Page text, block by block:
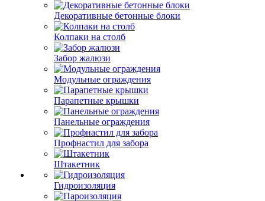
Декоративные бетонные блоки
Колпаки на столб
Забор жалюзи
Модульные ограждения
Парапетные крышки
Панельные ограждения
Профнастил для забора
Штакетник
Гидроизоляция